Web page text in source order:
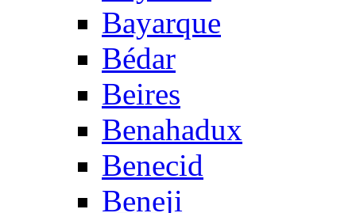
Bayarque
Bédar
Beires
Benahadux
Benecid
Beneji